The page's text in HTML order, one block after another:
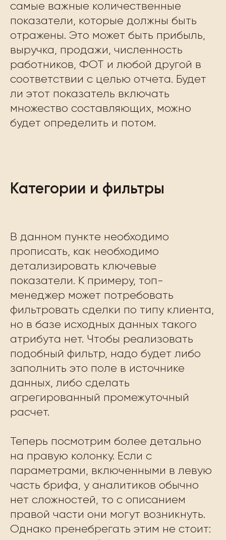
самые важные количественные
показатели, которые должны быть
отражены. Это может быть прибыль,
выручка, продажи, численность
работников, ФОТ и любой другой в
соответствии с целью отчета. Будет
ли этот показатель включать
множество составляющих, можно
будет определить и потом.
Категории и фильтры
В данном пункте необходимо
прописать, как необходимо
детализировать ключевые
показатели. К примеру, топ-
менеджер может потребовать
фильтровать сделки по типу клиента,
но в базе исходных данных такого
атрибута нет. Чтобы реализовать
подобный фильтр, надо будет либо
заполнить это поле в источнике
данных, либо сделать
агрегированный промежуточный
расчет.
Теперь посмотрим более детально
на правую колонку. Если с
параметрами, включенными в левую
часть брифа, у аналитиков обычно
нет сложностей, то с описанием
правой части они могут возникнуть.
Однако пренебрегать этим не стоит: